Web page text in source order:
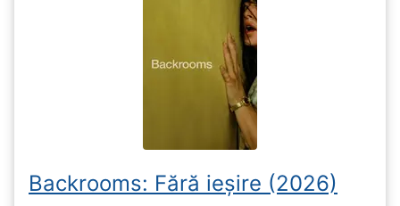
Backrooms: Fără ieșire (2026)